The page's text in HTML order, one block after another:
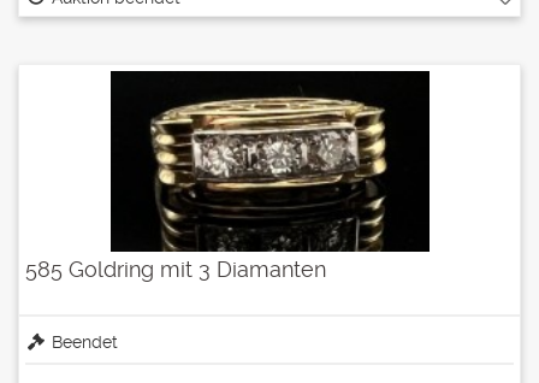
585 Goldring mit 3 Diamanten
Beendet